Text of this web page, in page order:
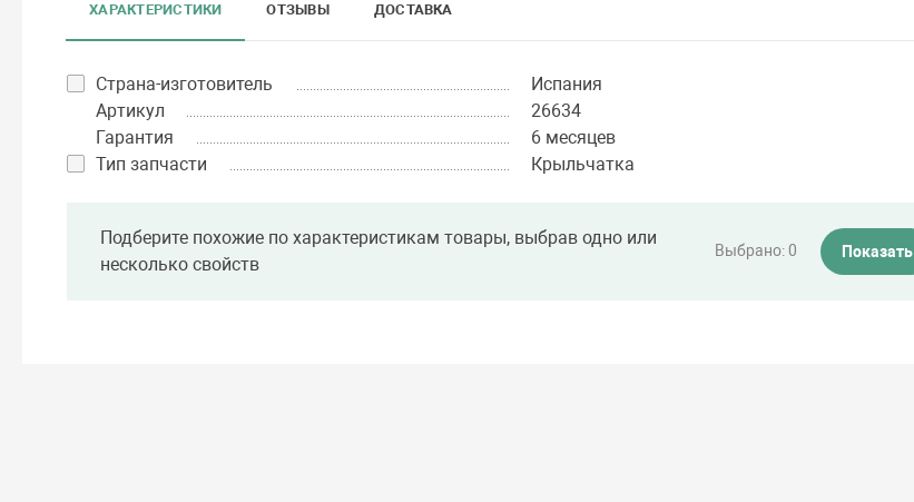
ХАРАКТЕРИСТИКИ ОТЗЫВЫ ДОСТАВКА
Страна-изготовитель
Испания
Артикул
26634
Гарантия
6 месяцев
Тип запчасти
Крыльчатка
Подберите похожие по характеристикам товары, выбрав одно или
несколько свойств
Выбрано:0 Показать